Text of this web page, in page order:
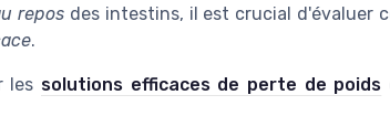
reposdes intestins, il est crucial d'évaluer
.
les solutions efficaces de perte de poids